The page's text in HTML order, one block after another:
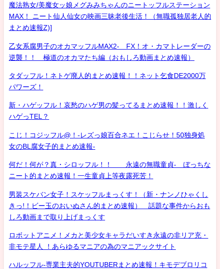
魔法熟女/美魔女ッ娘メグみみちゃんのニートッフルステーション
MAX！ ニート仙人仙女の映画三昧老後生活！（無職孤独居老人的
まとめ速報Z)]
乙女系腐男子のオカマッフルMAX2- FX！オ・カマトレーダーの
逆襲！！ 極道のオカマたち編（おもしろ動画まとめ速報）
タダッフル！ネトゲ廃人的まとめ速報！！ネット乞食DE2000万
パワーズ！
新・ハゲッフル！哀愁のハゲ男の髪ってるまとめ速報！！激しく
ハゲっTEL？
こじ！コジッフル@！-レズっ娘百合ネエ！こじらせ！50独身処
女のBL腐女子的まとめ速報-
何だ！何が？真・シロッフル！！ 永遠の無職童貞- ぼっちな
ニート的まとめ速報！一生童貞上等夜露死苦！
男装スケバン女子！スケッフルまっくす！（新・ナンノひゃくし
きっ!！ビー玉のおいぬさん的まとめ速報） 話題な事件からおも
しろ動画まで取り上げまっくす
ロボットアニメ！メカと美少女キャラだいすき永遠の非リア充・
非モテ星人 ！あらゆるマニアの為のマニアックサイト
ハルッフル-専業主夫的YOUTUBERまとめ速報！キモデブロリコ